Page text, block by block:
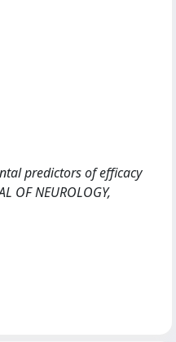
predictors of efficacy
OF NEUROLOGY,